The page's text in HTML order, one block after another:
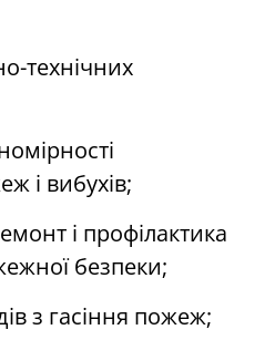
технічних
і вибухів;
і профілактика
безпеки;
з гасіння пожеж;